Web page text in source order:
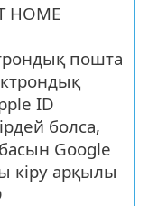
HOME
пошта
ID
болса,
Google
кіру арқылы